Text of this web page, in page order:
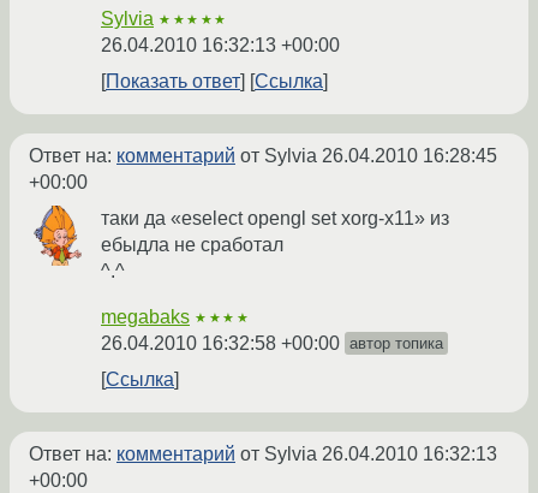
Sylvia ★★★★★
26.04.2010 16:32:13 +00:00
Показать ответ
Ссылка
Ответ на: комментарий от Sylvia 26.04.2010 16:28:45
+00:00
таки да «eselect opengl set xorg-x11» из
ебыдла не сработал
^.^
megabaks ★★★★
26.04.2010 16:32:58 +00:00 автор топика
Ссылка
Ответ на: комментарий от Sylvia 26.04.2010 16:32:13
+00:00